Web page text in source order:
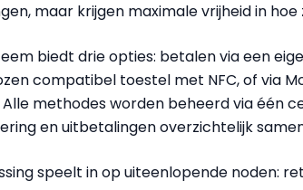
maar krijgen maximale vrijheid in
biedt drie opties: betalen via een
compatibel toestel met NFC, of via
Alle methodes worden beheerd via één
en uitbetalingen overzichtelijk
speelt in op uiteenlopende noden: